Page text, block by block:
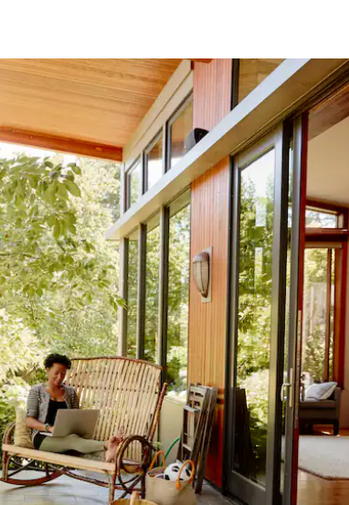
og ned eller se mere ved at trykke eller stryge.